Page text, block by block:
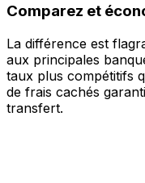
Comparez et
La différence est
aux principales
taux plus compétitifs
de frais cachés
transfert.